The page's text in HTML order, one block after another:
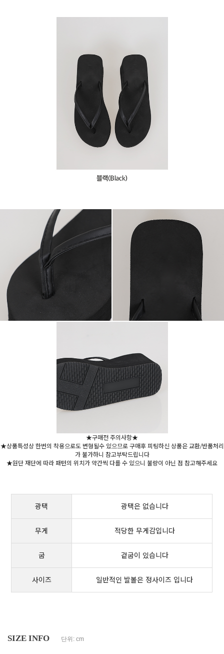
★구매전 주의사항★
★상품특성상 한번의 착용으로도 변형될수 있으므로 구매후 피팅하신 상품은 교환/반품처리
가 불가하니 참고부탁드립니다
★원단 재단에 따라 패턴의 위치가 약간씩 다를 수 있으니 불량이 아닌 점 참고해주세요
광택 광택은 없습니다
무게 적당한 무게감입니다
굽 겉굽이 있습니다
사이즈 일반적인 발볼은 정사이즈 입니다